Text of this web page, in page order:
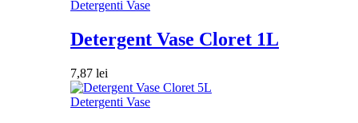
Detergenti Vase
Detergent Vase Cloret 1L
7,87 lei
Detergenti Vase